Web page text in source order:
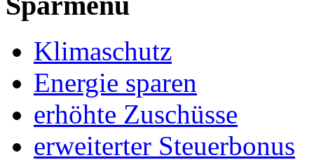
Klimaschutz
Energie sparen
erhöhte Zuschüsse
erweiterter Steuerbonus